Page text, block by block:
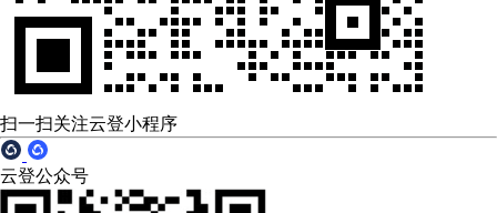
扫一扫关注云登小程序
云登公众号